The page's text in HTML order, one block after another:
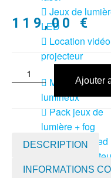
Jeux de
LED
Location vidéo
projecteur
Meubles led
lumineux
Pack jeux de
lumière + fog
Pack lyres led
Pack
led divers
119,00 €
Ajouter
DESCRIPTION
INFORMATIONS